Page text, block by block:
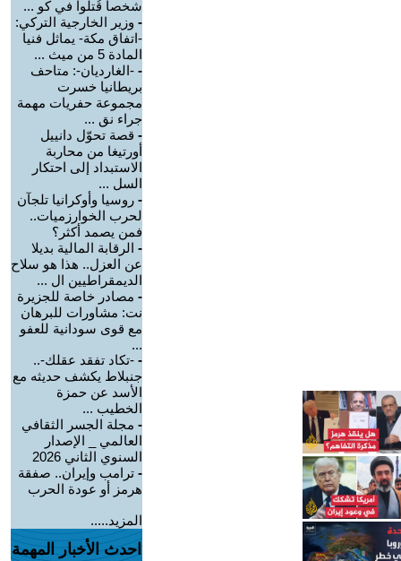
شخصا قُتلوا في كو ...
- وزير الخارجية التركي:
-اتفاق مكة- يماثل فنيا
المادة 5 من ميث ...
- -الغارديان-: متاحف
بريطانيا خسرت
مجموعة حفريات مهمة
جراء نق ...
- قصة تحوّل دانييل
أورتيغا من محاربة
الاستبداد إلى احتكار
السل ...
- روسيا وأوكرانيا تلجآن
لحرب الخوارزميات..
فمن يصمد أكثر؟
- الرقابة المالية بديلا
عن العزل.. هذا هو سلاح
الديمقراطيين ال ...
- مصادر خاصة للجزيرة
نت: مشاورات للبرهان
مع قوى سودانية للعفو
...
- -تكاد تفقد عقلك-..
جنبلاط يكشف حديثه مع
الأسد عن حمزة
الخطيب ...
- مجلة الجسر الثقافي
العالمي _ الإصدار
السنوي الثاني 2026
- ترامب وإيران.. صفقة
هرمز أو عودة الحرب
المزيد.....
احدث الأخبار المهمة